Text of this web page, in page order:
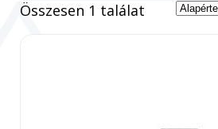
Összesen 1 találat